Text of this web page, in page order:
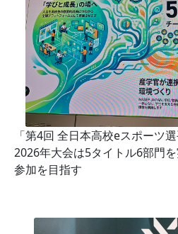
「第4回 全日本高校eスポーツ
2026年大会は5タイトル6部門
参加を目指す